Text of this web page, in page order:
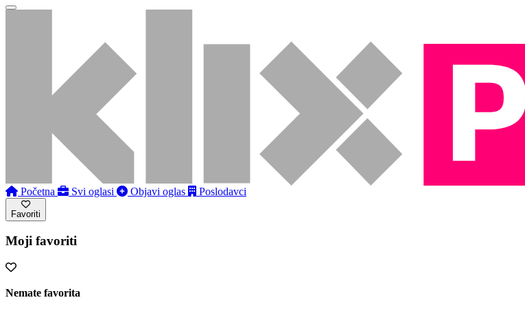
Početna Svi oglasi Objavi oglas Poslodavci
Favoriti
Moji favoriti
Nemate favorita